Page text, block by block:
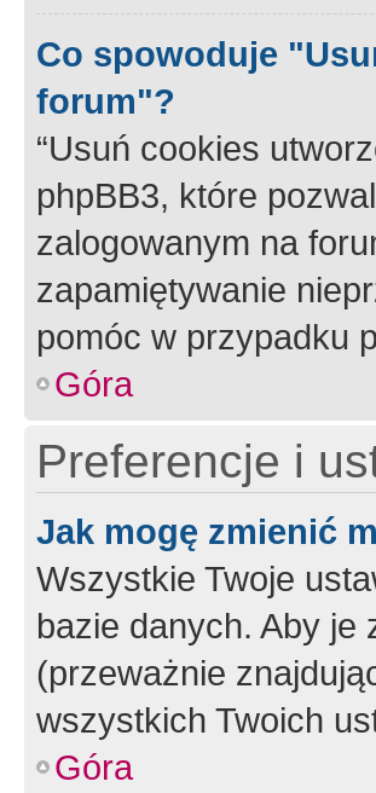
Co spowoduje
forum"?
“Usuń cookies
phpBB3, które
zalogowanym na
zapamiętywanie
pomóc w przypadku
Góra
Preferencje i
Jak mogę zmienić
Wszystkie Twoje
bazie danych. Aby
(przeważnie
wszystkich Twoich
Góra